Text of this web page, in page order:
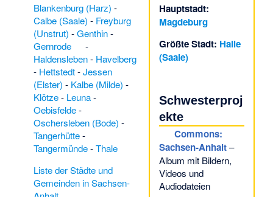
Hauptstadt:
Magdeburg
Größte Stadt: Halle
(Saale)
Schwesterproj
ekte
Commons:
Sachsen-Anhalt–
Album mit Bildern,
Videos und
Audiodateien
Blankenburg (Harz) -
Calbe (Saale) - Freyburg
(Unstrut) -Genthin-
Gernrode
-
Haldensleben- Havelberg
- Hettstedt-Jessen
(Elster) - Kalbe (Milde) -
Klötze- Leuna-
Oebisfelde-
Oschersleben (Bode) -
Tangerhütte-
Tangermünde-Thale
Liste der Städte und
Gemeinden in Sachsen-